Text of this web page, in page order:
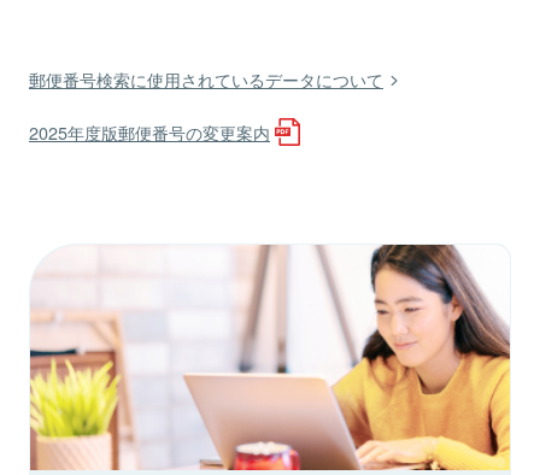
郵便番号検索に使用されているデータについて
2025年度版郵便番号の変更案内